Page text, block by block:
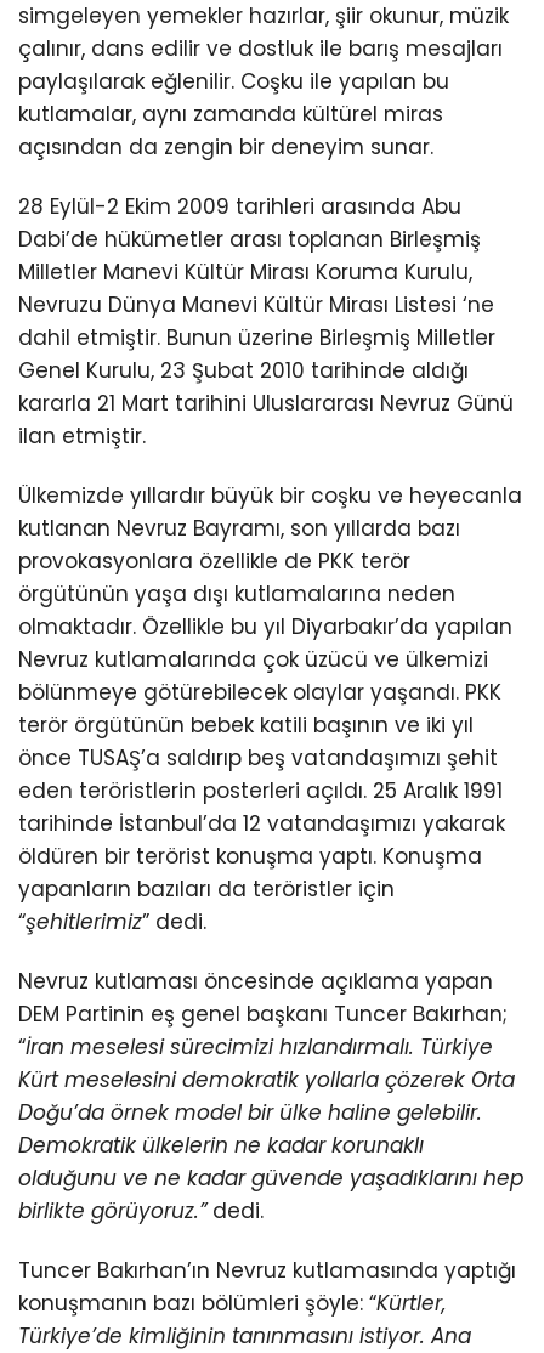
simgeleyen yemekler hazırlar, şiir okunur, müzik
çalınır, dans edilir ve dostluk ile barış mesajları
paylaşılarak eğlenilir. Coşku ile yapılan bu
kutlamalar, aynı zamanda kültürel miras
açısından da zengin bir deneyim sunar.
28 Eylül-2 Ekim 2009 tarihleri arasında Abu
Dabi’de hükümetler arası toplanan Birleşmiş
Milletler Manevi Kültür Mirası Koruma Kurulu,
Nevruzu Dünya Manevi Kültür Mirası Listesi ‘ne
dahil etmiştir. Bunun üzerine Birleşmiş Milletler
Genel Kurulu, 23 Şubat 2010 tarihinde aldığı
kararla 21 Mart tarihini Uluslararası Nevruz Günü
ilan etmiştir.
Ülkemizde yıllardır büyük bir coşku ve heyecanla
kutlanan Nevruz Bayramı, son yıllarda bazı
provokasyonlara özellikle de PKK terör
örgütünün yaşa dışı kutlamalarına neden
olmaktadır. Özellikle bu yıl Diyarbakır’da yapılan
Nevruz kutlamalarında çok üzücü ve ülkemizi
bölünmeye götürebilecek olaylar yaşandı. PKK
terör örgütünün bebek katili başının ve iki yıl
önce TUSAŞ’a saldırıp beş vatandaşımızı şehit
eden teröristlerin posterleri açıldı. 25 Aralık 1991
tarihinde İstanbul’da 12 vatandaşımızı yakarak
öldüren bir terörist konuşma yaptı. Konuşma
yapanların bazıları da teröristler için
“şehitlerimiz” dedi.
Nevruz kutlaması öncesinde açıklama yapan
DEM Partinin eş genel başkanı Tuncer Bakırhan;
“İran meselesi sürecimizi hızlandırmalı. Türkiye
Kürt meselesini demokratik yollarla çözerek Orta
Doğu’da örnek model bir ülke haline gelebilir.
Demokratik ülkelerin ne kadar korunaklı
olduğunu ve ne kadar güvende yaşadıklarını hep
birlikte görüyoruz.”dedi.
Tuncer Bakırhan’ın Nevruz kutlamasında yaptığı
konuşmanın bazı bölümleri şöyle: “Kürtler,
Türkiye’de kimliğinin tanınmasını istiyor. Ana